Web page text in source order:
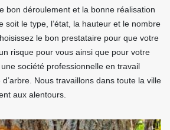
bon déroulement et la bonne réalisation
soit le type, l’état, la hauteur et le nombre
le bon prestataire pour que votre
risque pour vous ainsi que pour votre
société professionnelle en travail
Nous travaillons dans toute la ville
aux alentours.